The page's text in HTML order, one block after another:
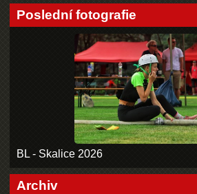
Poslední fotografie
BL - Skalice 2026
Archiv